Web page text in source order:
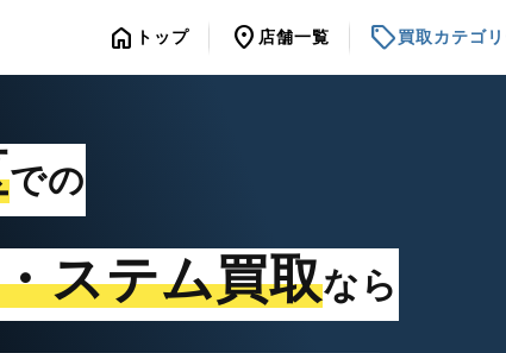
home トップ location_on 店舗一覧 sell買取カテゴ
での
ステム買取なら